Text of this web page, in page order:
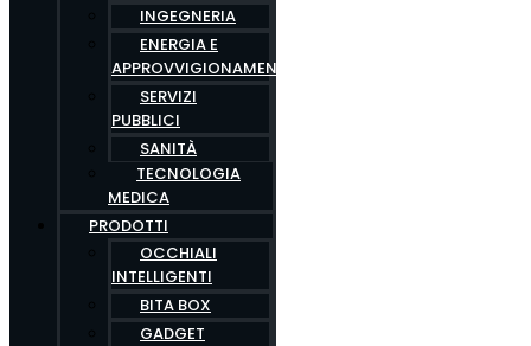
INGEGNERIA
ENERGIA E
APPROVVIGIONAMENTO
SERVIZI
PUBBLICI
SANITÀ
TECNOLOGIA
MEDICA
PRODOTTI
OCCHIALI
INTELLIGENTI
BITA BOX
GADGET